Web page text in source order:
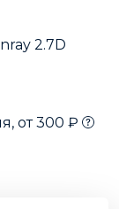
2.7D
от 300 ₽